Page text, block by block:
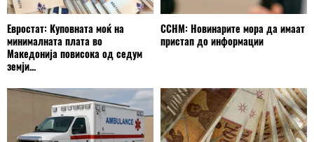
Евростат: Куповната моќ на
минималната плата во
Македонија повисока од седум
земји...
ССНМ: Новинарите мора да имаат
пристап до информации